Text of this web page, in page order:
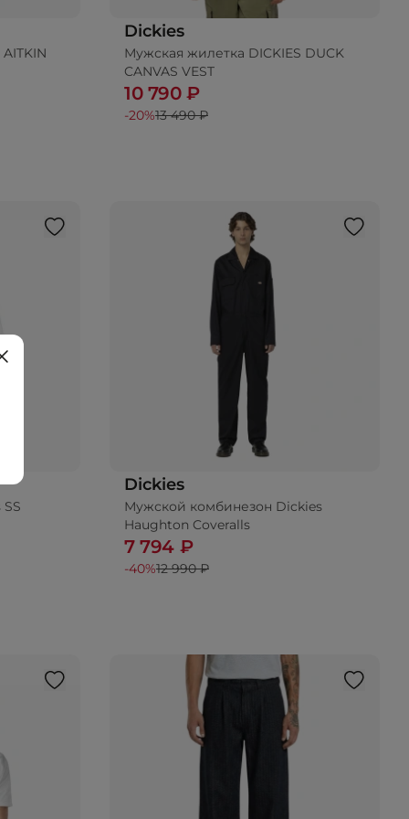
Dickies
Мужская жилетка DICKIES DUCK
CANVAS VEST
10 790 ₽
-20%13 490 ₽
Dickies
Мужской комбинезон Dickies
Haughton Coveralls
7 794 ₽
-40%12 990 ₽
Добавить в корзину